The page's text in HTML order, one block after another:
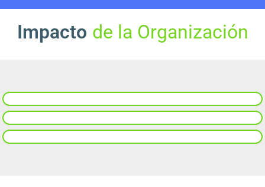
Impacto de la Organización